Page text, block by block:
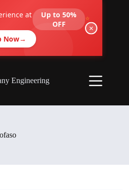
at
Up to 50%
OFF
⭐
Now →
×
Engineering